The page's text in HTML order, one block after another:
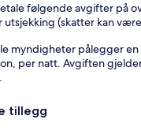
følgende avgifter på
utsjekking (skatter kan
myndigheter pålegger en
per natt. Avgiften
tillegg